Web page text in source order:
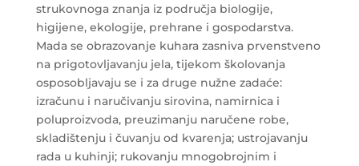
strukovnoga znanja iz područja biologije,
higijene, ekologije, prehrane i gospodarstva.
Mada se obrazovanje kuhara zasniva prvenstveno
na prigotovljavanju jela, tijekom školovanja
osposobljavaju se i za druge nužne zadaće:
izračunu i naručivanju sirovina, namirnica i
poluproizvoda, preuzimanju naručene robe,
skladištenju i čuvanju od kvarenja; ustrojavanju
rada u kuhinji; rukovanju mnogobrojnim i